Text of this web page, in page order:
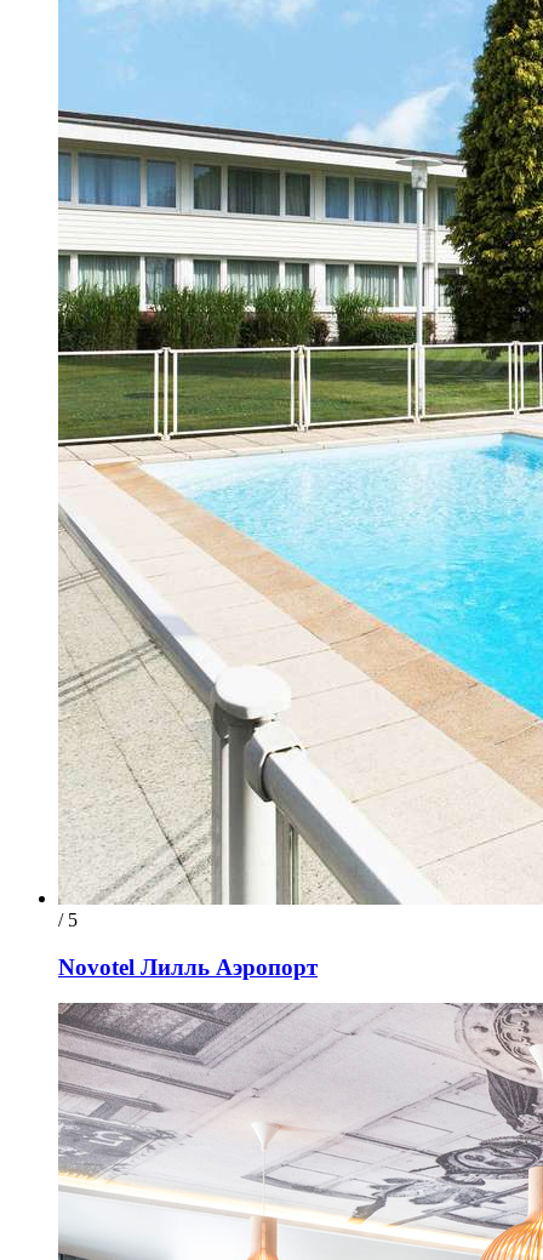
/ 5
Novotel Лилль Аэропорт